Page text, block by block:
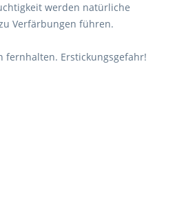
werden natürliche
Verfärbungen führen.
fernhalten. Erstickungsgefahr!